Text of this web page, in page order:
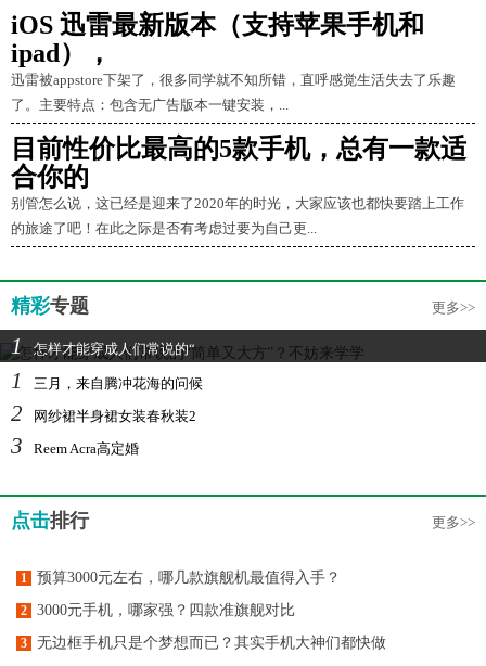
iOS 迅雷最新版本（支持苹果手机和
ipad），
迅雷被appstore下架了，很多同学就不知所错，直呼感觉生活失去了乐趣
了。主要特点：包含无广告版本一键安装，...
目前性价比最高的5款手机，总有一款适
合你的
别管怎么说，这已经是迎来了2020年的时光，大家应该也都快要踏上工作
的旅途了吧！在此之际是否有考虑过要为自己更...
精彩专题 更多>>
1 怎样才能穿成人们常说的“
1 三月，来自腾冲花海的问候
2 网纱裙半身裙女装春秋装2
3 Reem Acra高定婚
点击排行 更多>>
1 预算3000元左右，哪几款旗舰机最值得入手？
2 3000元手机，哪家强？四款准旗舰对比
3 无边框手机只是个梦想而已？其实手机大神们都快做